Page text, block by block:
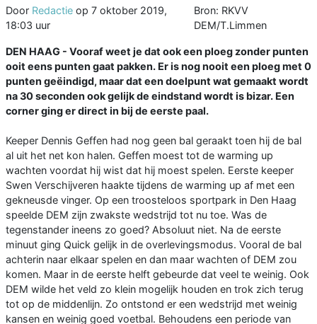
Door Redactie op 7 oktober 2019,
18:03 uur
Bron: RKVV
DEM/T.Limmen
DEN HAAG - Vooraf weet je dat ook een ploeg zonder punten
ooit eens punten gaat pakken. Er is nog nooit een ploeg met 0
punten geëindigd, maar dat een doelpunt wat gemaakt wordt
na 30 seconden ook gelijk de eindstand wordt is bizar. Een
corner ging er direct in bij de eerste paal.
Keeper Dennis Geffen had nog geen bal geraakt toen hij de bal
al uit het net kon halen. Geffen moest tot de warming up
wachten voordat hij wist dat hij moest spelen. Eerste keeper
Swen Verschijveren haakte tijdens de warming up af met een
gekneusde vinger. Op een troosteloos sportpark in Den Haag
speelde DEM zijn zwakste wedstrijd tot nu toe. Was de
tegenstander ineens zo goed? Absoluut niet. Na de eerste
minuut ging Quick gelijk in de overlevingsmodus. Vooral de bal
achterin naar elkaar spelen en dan maar wachten of DEM zou
komen. Maar in de eerste helft gebeurde dat veel te weinig. Ook
DEM wilde het veld zo klein mogelijk houden en trok zich terug
tot op de middenlijn. Zo ontstond er een wedstrijd met weinig
kansen en weinig goed voetbal. Behoudens een periode van